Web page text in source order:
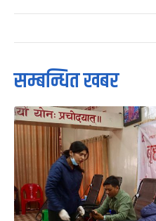
सम्बन्धित खबर